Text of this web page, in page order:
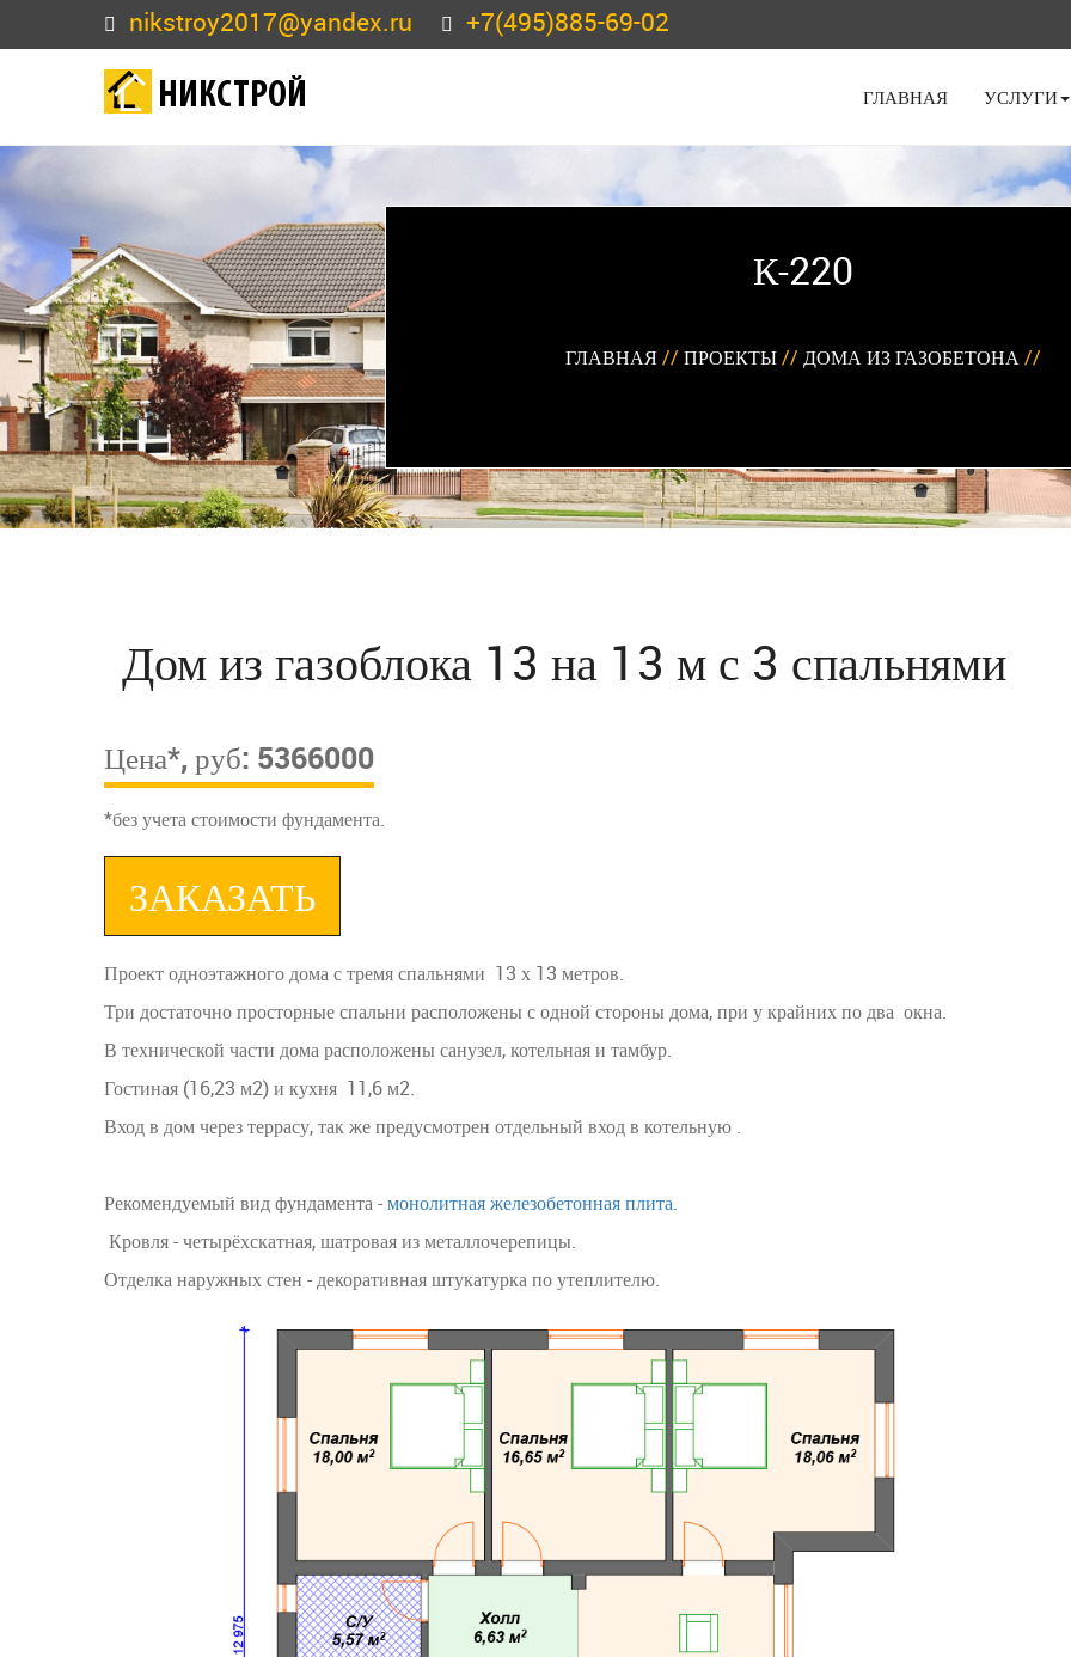
nikstroy2017@yandex.ru +7(495)885-69-02
НИКСТРОЙ ГЛАВНАЯ УСЛУГИ
К-220
ГЛАВНАЯ// ПРОЕКТЫ// ДОМА ИЗ ГАЗОБЕТОНА//
Дом из газоблока 13 на 13 м с 3 спальнями
Цена*, руб: 5366000
*без учета стоимости фундамента.
ЗАКАЗАТЬ
Проект одноэтажного дома с тремя спальнями 13 х 13 метров.
Три достаточно просторные спальни расположены с одной стороны дома, при у крайних по два окна.
В технической части дома расположены санузел, котельная и тамбур.
Гостиная (16,23 м2) и кухня 11,6 м2.
Вход в дом через террасу, так же предусмотрен отдельный вход в котельную .
Рекомендуемый вид фундамента -монолитная железобетонная плита.
Кровля - четырёхскатная, шатровая из металлочерепицы.
Отделка наружных стен - декоративная штукатурка по утеплителю.